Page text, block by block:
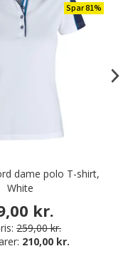
Spar 81%
dame polo T-shirt,
White
kr.
259,00 kr.
210,00 kr.